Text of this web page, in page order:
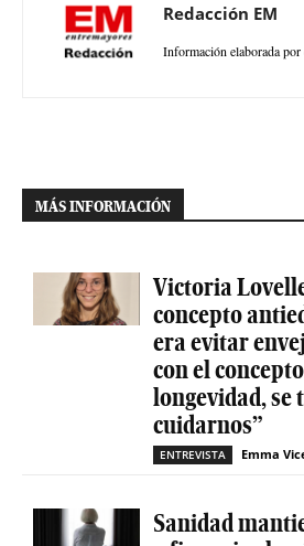
Redacción EM
Información elaborada
MÁS INFORMACIÓN
Victoria
concepto
era evitar
con el
longevidad, se
cuidarnos”
ENTREVISTA Emma
Sanidad